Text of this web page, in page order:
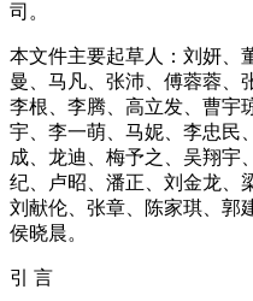
司。
本文件主要起草人：刘妍、
曼、马凡、张沛、傅蓉蓉、
李根、李腾、高立发、曹宇
宇、李一萌、马妮、李忠民
成、龙迪、梅予之、吴翔宇
纪、卢昭、潘正、刘金龙、
刘献伦、张章、陈家琪、郭
侯晓晨。
引 言